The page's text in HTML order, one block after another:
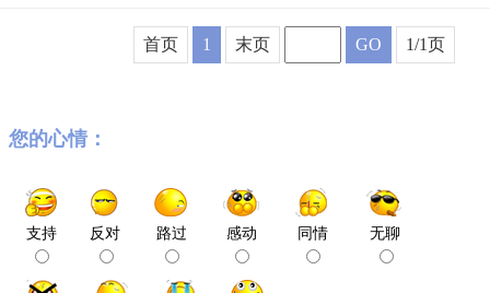
首页 1 末页 GO 1/1页
您的心情：
支持 反对 路过 感动 同情 无聊